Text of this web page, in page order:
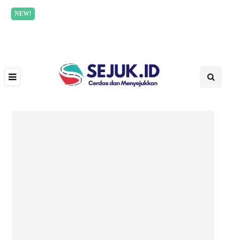
NEW!